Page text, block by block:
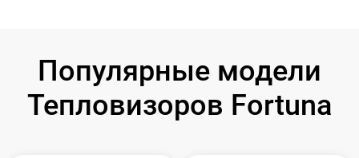
Популярные модели
Тепловизоров Fortuna